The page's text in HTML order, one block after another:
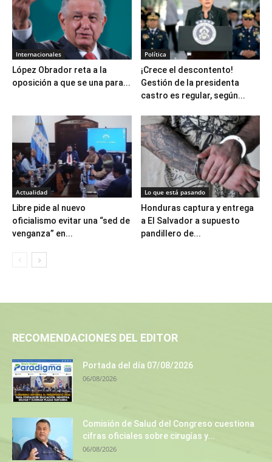
Internacionales
López Obrador reta a la
oposición a que se una para...
Política
¡Crece el descontento!
Gestión de la presidenta
castro es regular, según...
Actualidad
Libre pide al nuevo
oficialismo evitar una “sed de
venganza” en...
Lo que está pasando
Honduras captura y entrega
a El Salvador a supuesto
pandillero de...
RECOMENDACIONES DEL EDITOR
Portada del día 07/08/2026
06/08/2026
Comisión de Salud del Congreso cuestiona
cifras oficiales sobre cirugías y...
06/08/2026